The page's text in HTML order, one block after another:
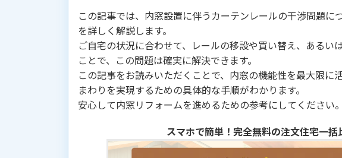
この記事では、内窓設置に伴うカーテンレールの干渉問題に
を詳しく解説します。
ご自宅の状況に合わせて、レールの移設や買い替え、あるい
ことで、この問題は確実に解決できます。
この記事をお読みいただくことで、内窓の機能性を最大限に
まわりを実現するための具体的な手順がわかります。
安心して内窓リフォームを進めるための参考にしてください。
スマホで簡単！完全無料の注文住宅一括